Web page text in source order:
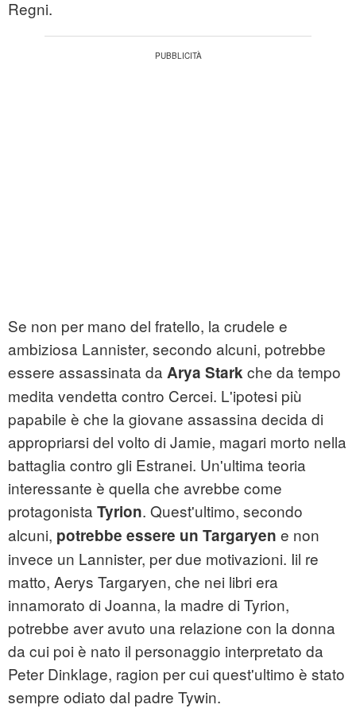
Regni.
Se non per mano del fratello, la crudele e
ambiziosa Lannister, secondo alcuni, potrebbe
essere assassinata da Arya Starkche da tempo
medita vendetta contro Cercei. L'ipotesi più
papabile è che la giovane assassina decida di
appropriarsi del volto di Jamie, magari morto nella
battaglia contro gli Estranei. Un'ultima teoria
interessante è quella che avrebbe come
protagonista Tyrion. Quest'ultimo, secondo
alcuni, potrebbe essere un Targaryen e non
invece un Lannister, per due motivazioni. Iil re
matto, Aerys Targaryen, che nei libri era
innamorato di Joanna, la madre di Tyrion,
potrebbe aver avuto una relazione con la donna
da cui poi è nato il personaggio interpretato da
Peter Dinklage, ragion per cui quest'ultimo è stato
sempre odiato dal padre Tywin.